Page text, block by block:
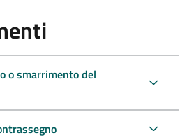
o smarrimento del